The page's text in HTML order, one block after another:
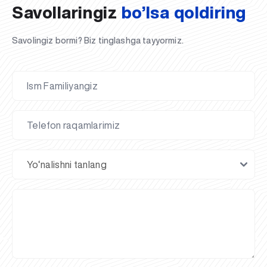
Savollaringiz bo’lsa qoldiring
Savolingiz bormi? Biz tinglashga tayyormiz.